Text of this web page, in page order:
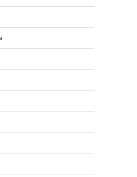
premiu Alfonso Iglesias